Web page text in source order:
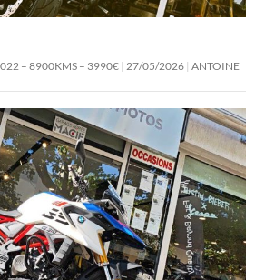
– 8900KMS – 3990€ 27/05/2026 ANTOINE